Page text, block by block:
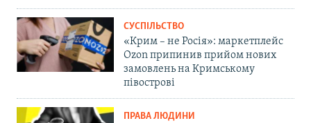
СУСПІЛЬСТВО
«Крим – не Росія»: маркетплейс
Ozon припинив прийом нових
замовлень на Кримському
півострові
ПРАВА ЛЮДИНИ